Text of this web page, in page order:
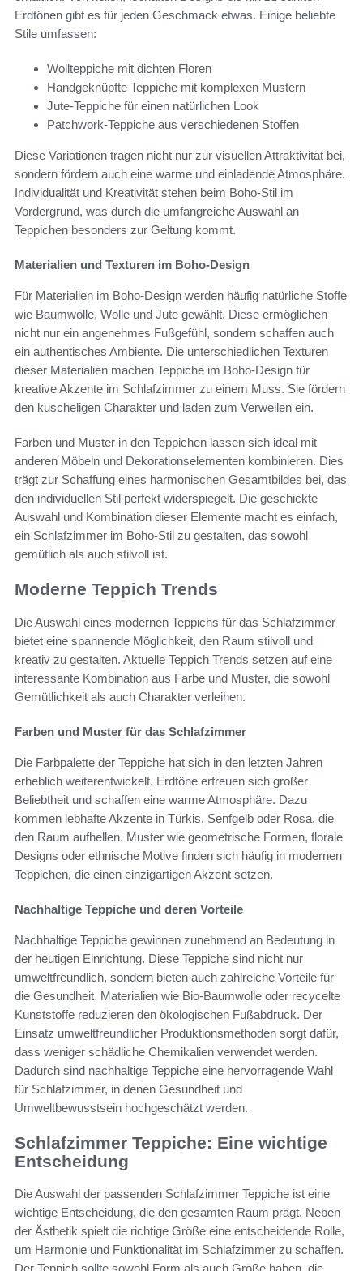
Erdtönen gibt es für jeden Geschmack etwas. Einige beliebte
Stile umfassen:
Wollteppiche mit dichten Floren
Handgeknüpfte Teppiche mit komplexen Mustern
Jute-Teppiche für einen natürlichen Look
Patchwork-Teppiche aus verschiedenen Stoffen
Diese Variationen tragen nicht nur zur visuellen Attraktivität bei,
sondern fördern auch eine warme und einladende Atmosphäre.
Individualität und Kreativität stehen beim Boho-Stil im
Vordergrund, was durch die umfangreiche Auswahl an
Teppichen besonders zur Geltung kommt.
Materialien und Texturen im Boho-Design
Für Materialien im Boho-Design werden häufig natürliche Stoffe
wie Baumwolle, Wolle und Jute gewählt. Diese ermöglichen
nicht nur ein angenehmes Fußgefühl, sondern schaffen auch
ein authentisches Ambiente. Die unterschiedlichen Texturen
dieser Materialien machen Teppiche im Boho-Design für
kreative Akzente im Schlafzimmer zu einem Muss. Sie fördern
den kuscheligen Charakter und laden zum Verweilen ein.
Farben und Muster in den Teppichen lassen sich ideal mit
anderen Möbeln und Dekorationselementen kombinieren. Dies
trägt zur Schaffung eines harmonischen Gesamtbildes bei, das
den individuellen Stil perfekt widerspiegelt. Die geschickte
Auswahl und Kombination dieser Elemente macht es einfach,
ein Schlafzimmer im Boho-Stil zu gestalten, das sowohl
gemütlich als auch stilvoll ist.
Moderne Teppich Trends
Die Auswahl eines modernen Teppichs für das Schlafzimmer
bietet eine spannende Möglichkeit, den Raum stilvoll und
kreativ zu gestalten. Aktuelle Teppich Trends setzen auf eine
interessante Kombination aus Farbe und Muster, die sowohl
Gemütlichkeit als auch Charakter verleihen.
Farben und Muster für das Schlafzimmer
Die Farbpalette der Teppiche hat sich in den letzten Jahren
erheblich weiterentwickelt. Erdtöne erfreuen sich großer
Beliebtheit und schaffen eine warme Atmosphäre. Dazu
kommen lebhafte Akzente in Türkis, Senfgelb oder Rosa, die
den Raum aufhellen. Muster wie geometrische Formen, florale
Designs oder ethnische Motive finden sich häufig in modernen
Teppichen, die einen einzigartigen Akzent setzen.
Nachhaltige Teppiche und deren Vorteile
Nachhaltige Teppiche gewinnen zunehmend an Bedeutung in
der heutigen Einrichtung. Diese Teppiche sind nicht nur
umweltfreundlich, sondern bieten auch zahlreiche Vorteile für
die Gesundheit. Materialien wie Bio-Baumwolle oder recycelte
Kunststoffe reduzieren den ökologischen Fußabdruck. Der
Einsatz umweltfreundlicher Produktionsmethoden sorgt dafür,
dass weniger schädliche Chemikalien verwendet werden.
Dadurch sind nachhaltige Teppiche eine hervorragende Wahl
für Schlafzimmer, in denen Gesundheit und
Umweltbewusstsein hochgeschätzt werden.
Schlafzimmer Teppiche: Eine wichtige
Entscheidung
Die Auswahl der passenden Schlafzimmer Teppiche ist eine
wichtige Entscheidung, die den gesamten Raum prägt. Neben
der Ästhetik spielt die richtige Größe eine entscheidende Rolle,
um Harmonie und Funktionalität im Schlafzimmer zu schaffen.
Der Teppich sollte sowohl Form als auch Größe haben, die